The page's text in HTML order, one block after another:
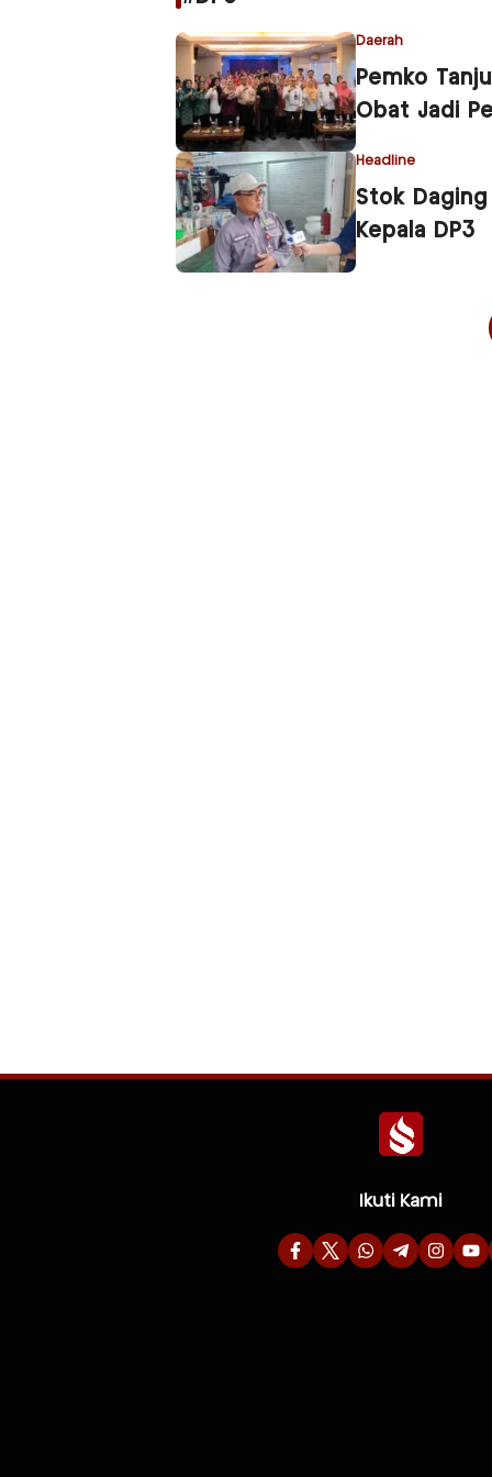
Daerah
Pemko
Obat Jadi
Headline
Stok
Kepala DP3
Ikuti Kami